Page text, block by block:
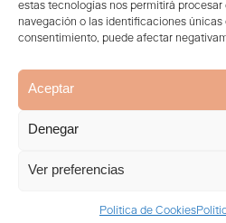
estas tecnologías nos permitirá
navegación o las identificaciones
consentimiento, puede afectar
Aceptar
Denegar
Ver preferencias
Política de Cookies